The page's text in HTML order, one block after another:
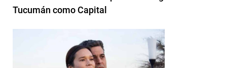
Tucumán como Capital